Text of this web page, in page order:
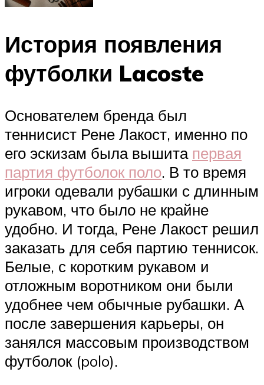
История появления
футболки Lacoste
Основателем бренда был
теннисист Рене Лакост, именно по
его эскизам была вышита первая
партия футболок поло. В то время
игроки одевали рубашки с длинным
рукавом, что было не крайне
удобно. И тогда, Рене Лакост решил
заказать для себя партию теннисок.
Белые, с коротким рукавом и
отложным воротником они были
удобнее чем обычные рубашки. А
после завершения карьеры, он
занялся массовым производством
футболок (polo).